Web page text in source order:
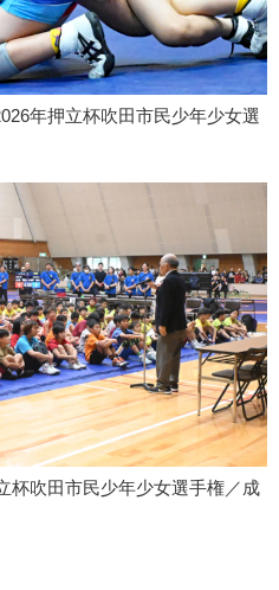
年押立杯吹田市民少年少女選
杯吹田市民少年少女選手権／成